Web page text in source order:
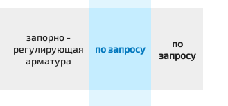
запорно -
регулирующая
арматура
по запросу
по
запросу